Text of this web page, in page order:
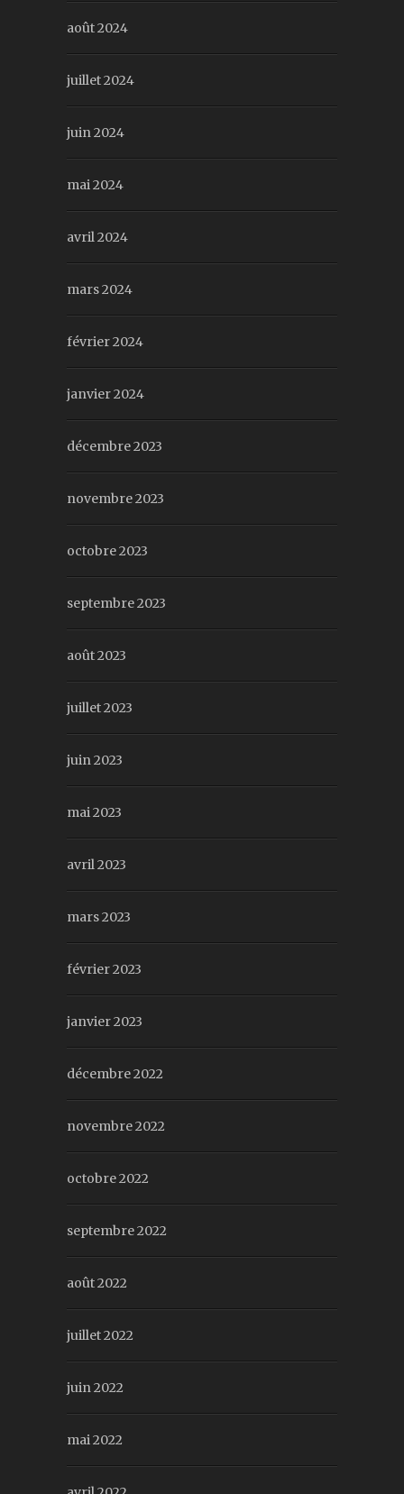
août 2024
juillet 2024
juin 2024
mai 2024
avril 2024
mars 2024
février 2024
janvier 2024
décembre 2023
novembre 2023
octobre 2023
septembre 2023
août 2023
juillet 2023
juin 2023
mai 2023
avril 2023
mars 2023
février 2023
janvier 2023
décembre 2022
novembre 2022
octobre 2022
septembre 2022
août 2022
juillet 2022
juin 2022
mai 2022